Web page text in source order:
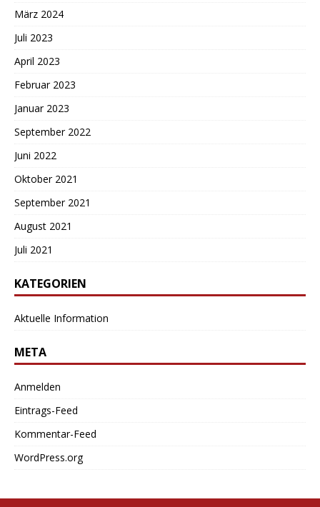
März 2024
Juli 2023
April 2023
Februar 2023
Januar 2023
September 2022
Juni 2022
Oktober 2021
September 2021
August 2021
Juli 2021
KATEGORIEN
Aktuelle Information
META
Anmelden
Eintrags-Feed
Kommentar-Feed
WordPress.org